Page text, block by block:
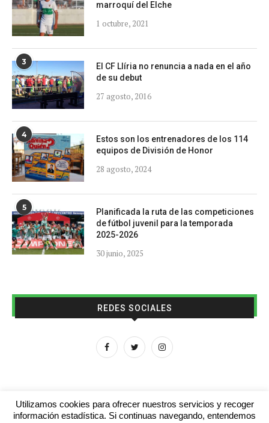
marroquí del Elche
1 octubre, 2021
3
El CF Llíria no renuncia a nada en el año
de su debut
27 agosto, 2016
4
Estos son los entrenadores de los 114
equipos de División de Honor
28 agosto, 2024
5
Planificada la ruta de las competiciones
de fútbol juvenil para la temporada
2025-2026
30 junio, 2025
REDES SOCIALES
Utilizamos cookies para ofrecer nuestros servicios y recoger
información estadística. Si continuas navegando, entendemos